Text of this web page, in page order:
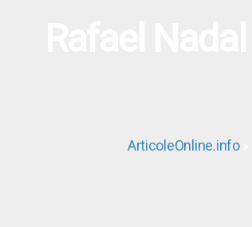
ArticoleOnline.info»